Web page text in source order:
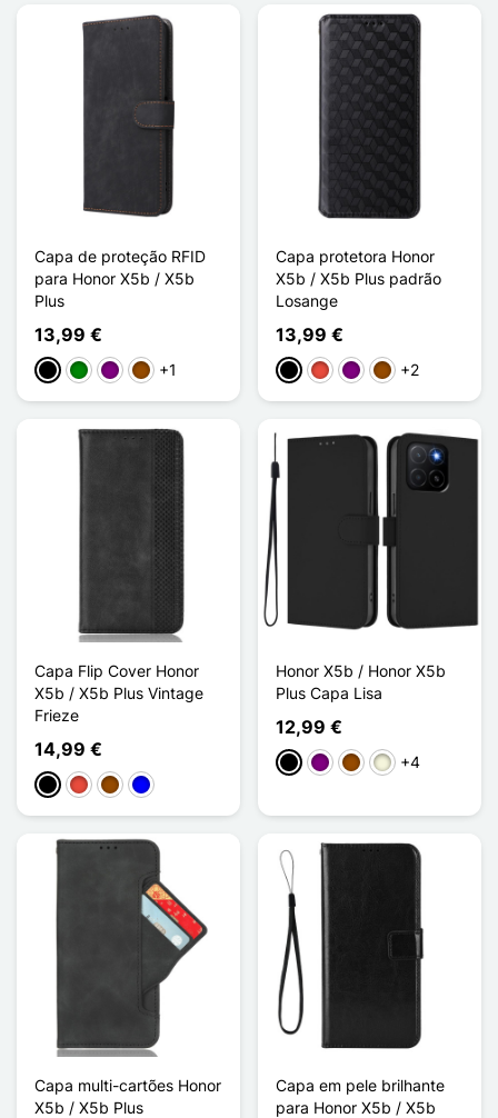
Capa de proteção RFID
para Honor X5b / X5b
Plus
13,99 €
PretoVerdePúrpuraCastanho
+1
Capa protetora Honor
X5b / X5b Plus padrão
Losange
13,99 €
PretoVermelho
PúrpuraCastanho
+2
Capa Flip Cover Honor
X5b / X5b Plus Vintage
Frieze
14,99 €
PretoVermelho
Castanho
Azul
Honor X5b / Honor X5b
Plus Capa Lisa
12,99 €
PretoPúrpuraCastanho
Bege+4
Capa multi-cartões Honor
X5b / X5b Plus
Capa em pele brilhante
para Honor X5b / X5b